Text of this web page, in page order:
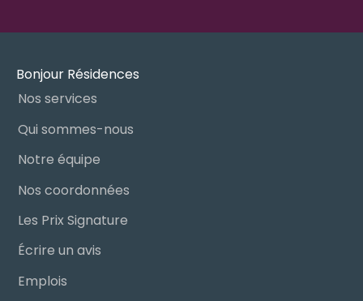
Bonjour Résidences
Nos services
Qui sommes-nous
Notre équipe
Nos coordonnées
Les Prix Signature
Écrire un avis
Emplois